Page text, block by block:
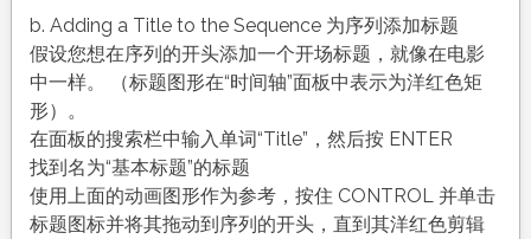
b. Adding a Title to the Sequence 为序列添加标题
假设您想在序列的开头添加一个开场标题，就像在电影
中一样。 （标题图形在“时间轴”面板中表示为洋红色矩
形）。
在面板的搜索栏中输入单词“Title”，然后按 ENTER
找到名为“基本标题”的标题
使用上面的动画图形作为参考，按住 CONTROL 并单击
标题图标并将其拖动到序列的开头，直到其洋红色剪辑